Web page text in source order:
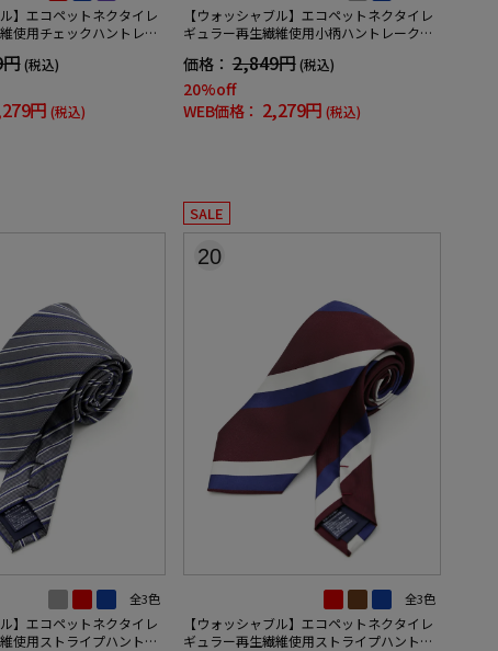
ル】エコペットネクタイレ
使用チェックハントレー
(税込)
円 (税込)
【ウォッシャブル】エコペットネクタイレ
ギュラー再生繊維使用小柄ハントレークラ
価格： 2,849円(税込)
20%off
WEB価格： 2,279円 (税込)
全3色
ル】エコペットネクタイレ
使用ストライプハントレ
SALE
20
全3色
【ウォッシャブル】エコペットネクタイレ
ギュラー再生繊維使用ストライプハントレ